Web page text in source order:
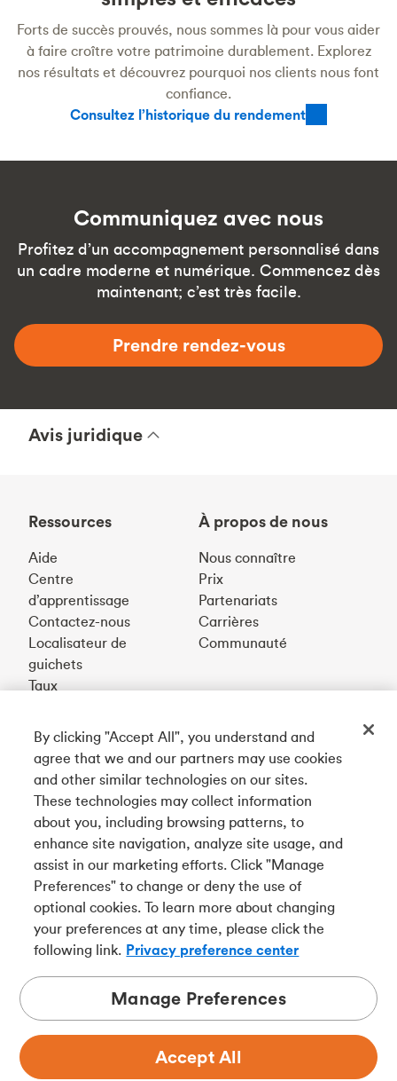
Forts de succès prouvés, nous sommes là pour vous aider
à faire croître votre patrimoine durablement. Explorez
nos résultats et découvrez pourquoi nos clients nous font
confiance.
Consultez l’historique du rendement
Communiquez avec nous
Profitez d’un accompagnement personnalisé dans
un cadre moderne et numérique. Commencez dès
maintenant; c’est très facile.
Prendre rendez-vous
Avis juridique
Ressources
Aide
Centre
d’apprentissage
Contactez-nous
Localisateur de
guichets
Taux
À propos de nous
Nous connaître
Prix
Partenariats
Carrières
Communauté
English
Téléchargez notre appli
Connectez-vous avec nous
Tangerine est le nom commercial de la Banque Tangerine,
une filiale en propriété exclusive de La Banque de
Nouvelle-Écosse etmembre à part entière de la SADC
Confidentialité Choix de pub
By clicking "Accept All", you understand and
agree that we and our partners may use cookies
and other similar technologies on our sites.
These technologies may collect information
about you, including browsing patterns, to
enhance site navigation, analyze site usage, and
assist in our marketing efforts. Click "Manage
Preferences" to change or deny the use of
optional cookies. To learn more about changing
your preferences at any time, please click the
following link. Privacy preference center
Manage Preferences
Accept All